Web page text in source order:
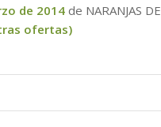
de 2014de NARANJAS DE
ofertas)